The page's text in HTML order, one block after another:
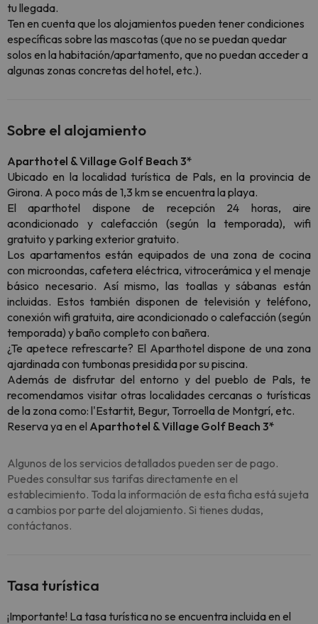
tu llegada.
Ten en cuenta que los alojamientos pueden tener condiciones
específicas sobre las mascotas (que no se puedan quedar
solos en la habitación/apartamento, que no puedan acceder a
algunas zonas concretas del hotel, etc.).
Sobre el alojamiento
Aparthotel & Village Golf Beach 3*
Ubicado en la localidad turística de Pals, en la provincia de
Girona. A poco más de 1,3 km se encuentra la playa.
El aparthotel dispone de recepción 24 horas, aire
acondicionado y calefacción (según la temporada), wifi
gratuito y parking exterior gratuito.
Los apartamentos están equipados de una zona de cocina
con microondas, cafetera eléctrica, vitrocerámica y el menaje
básico necesario. Así mismo, las toallas y sábanas están
incluidas. Estos también disponen de televisión y teléfono,
conexión wifi gratuita, aire acondicionado o calefacción (según
temporada) y baño completo con bañera.
¿Te apetece refrescarte? El Aparthotel dispone de una zona
ajardinada con tumbonas presidida por su piscina.
Además de disfrutar del entorno y del pueblo de Pals, te
recomendamos visitar otras localidades cercanas o turísticas
de la zona como: l'Estartit, Begur, Torroella de Montgrí, etc.
Reserva ya en el Aparthotel & Village Golf Beach 3*
Algunos de los servicios detallados pueden ser de pago.
Puedes consultar sus tarifas directamente en el
establecimiento. Toda la información de esta ficha está sujeta
a cambios por parte del alojamiento. Si tienes dudas,
contáctanos.
Tasa turística
¡Importante! La tasa turística no se encuentra incluida en el